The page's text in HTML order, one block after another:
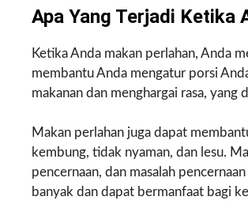
Apa Yang Terjadi Ketika
Ketika Anda makan perlahan, Anda
membantu Anda mengatur porsi
makanan dan menghargai rasa,
Makan perlahan juga dapat
kembung, tidak nyaman, dan lesu.
pencernaan, dan masalah
banyak dan dapat bermanfaat bagi